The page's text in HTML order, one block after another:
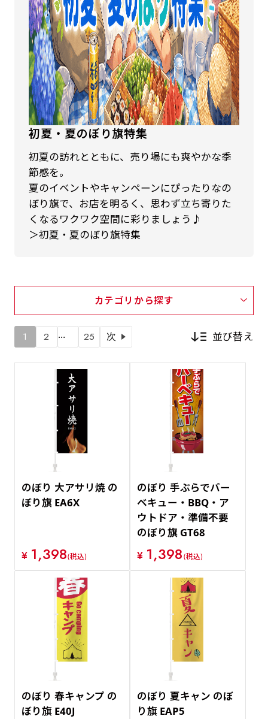
初夏・夏のぼり旗特集
初夏の訪れとともに、売り場にも爽やかな季
節感を。
夏のイベントやキャンペーンにぴったりなの
ぼり旗で、お店を明るく、思わず立ち寄りた
くなるワクワク空間に彩りましょう♪
＞初夏・夏のぼり旗特集
カテゴリから探す
1 2 … 25 次 並び替え
新着順
価格が安い順
価格が高い順
のぼり 大アサリ焼 の
ぼり旗 EA6X
¥ 1,398(税込)
のぼり 手ぶらでバー
ベキュー・BBQ・ア
ウトドア・準備不要
のぼり旗 GT68
¥ 1,398(税込)
のぼり 春キャンプ の
ぼり旗 E40J
のぼり 夏キャン のぼ
り旗 EAP5